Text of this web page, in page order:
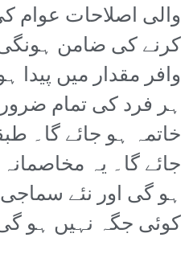
والی اصلاحات عوام
کرنے کی ضامن
وافر مقدار میں
ہر فرد کی تمام
خاتمہ ہو جائے گا۔
جائے گا۔ یہ
ہو گی اور نئے
کوئی جگہ نہیں ہو